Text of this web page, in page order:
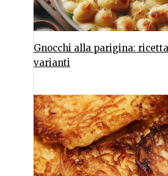
Gnocchi alla parigina:
varianti